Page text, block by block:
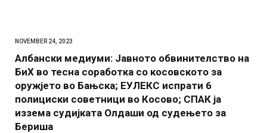
NOVEMBER 24, 2023
Албански медиуми: Јавното обвинителство на
БиХ во тесна соработка со косовското за
оружјето во Бањска; ЕУЛЕКС испрати 6
полициски советници во Косово; СПАК ја
иззема судијката Олдаши од судењето за
Бериша